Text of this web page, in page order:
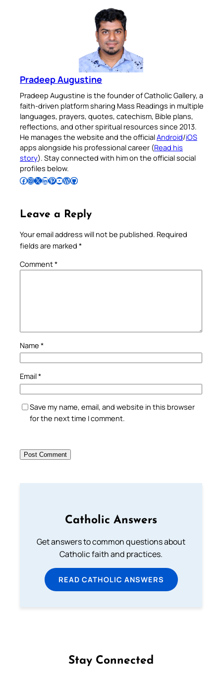
Pradeep Augustine
Pradeep Augustine is the founder of Catholic Gallery, a
faith-driven platform sharing Mass Readings in multiple
languages, prayers, quotes, catechism, Bible plans,
reflections, and other spiritual resources since 2013.
He manages the website and the officialAndroid/iOS
apps alongside his professional career (Read his
story). Stay connected with him on the official social
profiles below.
Follow Pradeep on Facebook Follow Pradeep on InstagramFollow Pradeep on X Follow Pradeep on LinkedIn Follow Pradeep on Pinterest Subscribe to Pradeep’s Youtube Channel Follow Pradeep on WordPress Follow Pradeep on GitHub
Leave a Reply
Your email address will not be published. Required
fields are marked *
Comment*
Name *
Email*
Save my name, email, and website in this browser
for the next time I comment.
Catholic Answers
Get answers to common questions about
Catholic faith and practices.
READ CATHOLIC ANSWERS
Stay Connected